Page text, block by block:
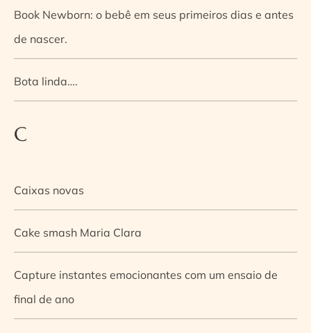
Book Newborn: o bebê em seus primeiros dias e antes
de nascer.
Bota linda….
C
Caixas novas
Cake smash Maria Clara
Capture instantes emocionantes com um ensaio de
final de ano